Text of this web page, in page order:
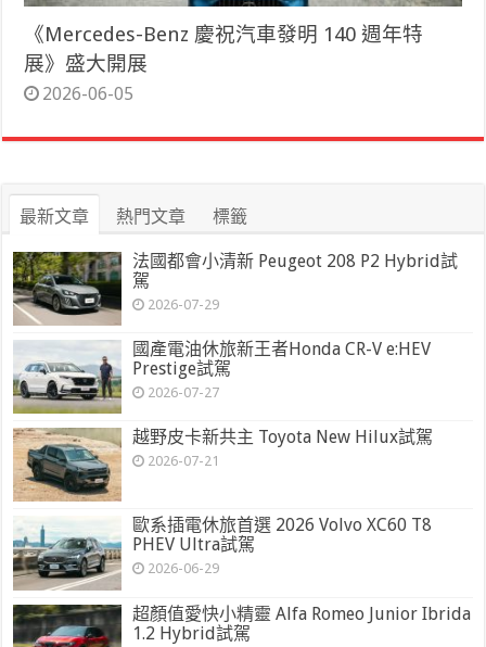
《Mercedes-Benz 慶祝汽車發明 140 週年特
展》盛大開展
2026-06-05
最新文章 熱門文章 標籤
法國都會小清新 Peugeot 208 P2 Hybrid試
駕
2026-07-29
國產電油休旅新王者Honda CR-V e:HEV
Prestige試駕
2026-07-27
越野皮卡新共主 Toyota New Hilux試駕
2026-07-21
歐系插電休旅首選 2026 Volvo XC60 T8
PHEV Ultra試駕
2026-06-29
超顏值愛快小精靈 Alfa Romeo Junior Ibrida
1.2 Hybrid試駕